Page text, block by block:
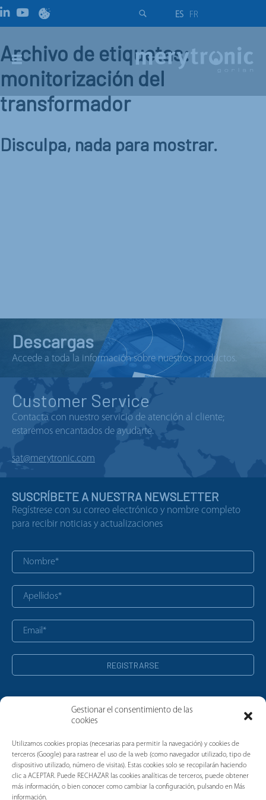
Gestionar el consentimiento de las
cookies
Utilizamos cookies propias (necesarias para permitir la navegación) y cookies de
terceros (Google) para rastrear el uso de la web (como navegador utilizado, tipo de
dispositivo utilizado, número de visitas). Estas cookies solo se recopilarán haciendo
clic a ACEPTAR. Puede RECHAZAR las cookies analíticas de terceros, puede obtener
más información, o bien conocer como cambiar la configuración, pulsando en Más
información.
ES FR
Archivo de etiquetas:
monitorización del
transformador
Disculpa, nada para mostrar.
Descargas
Accede a toda la información sobre nuestros productos.
Customer Service
Contacta con nuestro servicio de atención al cliente;
estaremos encantados de ayudarte.
sat@merytronic.com
SUSCRÍBETE A NUESTRA NEWSLETTER
Regístrese con su correo electrónico y nombre completo
para recibir noticias y actualizaciones
Noticias